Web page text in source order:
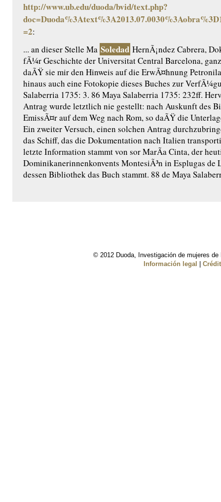
http://www.ub.edu/duoda/bvid/text.php?
=2:
... an dieser Stelle Ma Soledad HernÃ¡ndez Cabrera,
fÃ¼r Geschichte der Universitat Central Barcelona,
daÃŸ sie mir den Hinweis auf die ErwÃ¤hnung
hinaus auch eine Fotokopie dieses Buches zur
Salaberria 1735: 3. 86 Maya Salaberria 1735: 232ff.
Antrag wurde letztlich nie gestellt: nach Auskunft des
EmissÃ¤r auf dem Weg nach Rom, so daÃŸ die
Ein zweiter Versuch, einen solchen Antrag
das Schiff, das die Dokumentation nach Italien
letzte Information stammt von sor MarÃ­a Cinta, der
Dominikanerinnenkonvents MontesiÃ³n in Esplugas de
dessen Bibliothek das Buch stammt. 88 de Maya
© 2012 Duoda, Investigación de mujeres
Información legal